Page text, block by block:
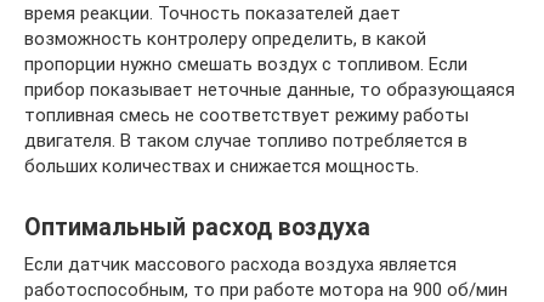
время реакции. Точность показателей дает
возможность контролеру определить, в какой
пропорции нужно смешать воздух с топливом. Если
прибор показывает неточные данные, то образующаяся
топливная смесь не соответствует режиму работы
двигателя. В таком случае топливо потребляется в
больших количествах и снижается мощность.
Оптимальный расход воздуха
Если датчик массового расхода воздуха является
работоспособным, то при работе мотора на 900 об/мин